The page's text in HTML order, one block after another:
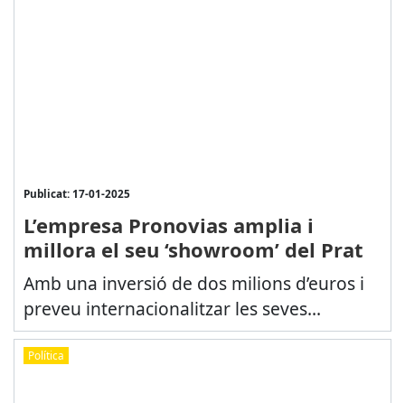
Publicat: 17-01-2025
L’empresa Pronovias amplia i
millora el seu ‘showroom’ del Prat
Amb una inversió de dos milions d’euros i
preveu internacionalitzar les seves...
Política